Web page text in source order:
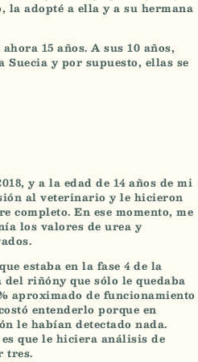
la adopté a ella y a su hermana
15 años. A sus 10 años,
y por supuesto, ellas se
y a la edad de 14 años de mi
al veterinario y le hicieron
completo. En ese momento, me
los valores de urea y
estaba en la fase 4 de la
del riñóny que sólo le quedaba
aproximado de funcionamiento
entenderlo porque en
le habían detectado nada.
que le hiciera análisis de
tres.